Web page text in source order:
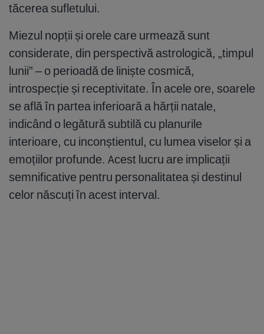
tăcerea sufletului.
Miezul nopții și orele care urmează sunt
considerate, din perspectivă astrologică, „timpul
lunii” – o perioadă de liniște cosmică,
introspecție și receptivitate. În acele ore, soarele
se află în partea inferioară a hărții natale,
indicând o legătură subtilă cu planurile
interioare, cu inconștientul, cu lumea viselor și a
emoțiilor profunde. Acest lucru are implicații
semnificative pentru personalitatea și destinul
celor născuți în acest interval.